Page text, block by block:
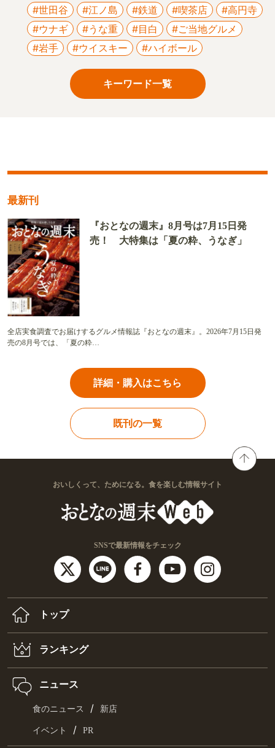
#世田谷 #江ノ島 #鉄道 #喫茶店
#高円寺
#ウナギ
#うな重 #目白
#ご当地グルメ
#岩手
#ウイスキー #ハイボール
キーワード一覧
最新刊
『おとなの週末』8月号は7月15日発
売！ 大特集は「夏の粋、うなぎ」
全店実食調査でお届けするグルメ情報誌『おとなの週末』。2026年7月15日発
売の8月号では、「夏の粋…
詳細・購入はこちら
既刊の一覧
おいしくって、ためになる。食を楽しむ情報サイト
SNSで最新情報をチェック
トップ
ランキング
ニュース
食のニュース / 新店
イベント / PR